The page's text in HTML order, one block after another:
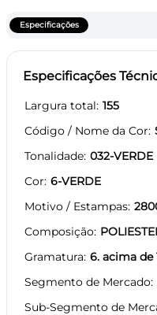
Especificações
Especificações
Largura total 155
Código / Nome da Cor
Tonalidade 032-VERDE
Cor 6-VERDE
Motivo / Estampas
Composição
Gramatura 6. acima de
Segmento de Mercado
Sub-Segmento de